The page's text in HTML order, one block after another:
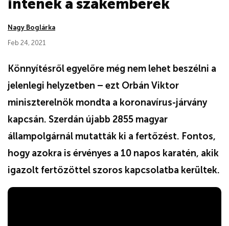
intenek a szakemberek
Nagy Boglárka
Feb 24, 2021
Könnyítésről egyelőre még nem lehet beszélni a
jelenlegi helyzetben – ezt Orbán Viktor
miniszterelnök mondta a koronavírus-járvány
kapcsán. Szerdán újabb 2855 magyar
állampolgárnál mutatták ki a fertőzést. Fontos,
hogy azokra is érvényes a 10 napos karatén, akik
igazolt fertőzöttel szoros kapcsolatba kerültek.